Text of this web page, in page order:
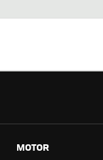
ter
ebo tub
MOTOR